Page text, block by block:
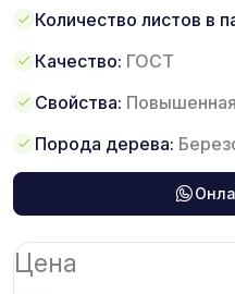
Количество листов в
Качество: ГОСТ
Свойства:
Порода дерева:
Цена